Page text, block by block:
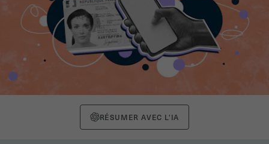
RÉSUMER AVEC L'IA